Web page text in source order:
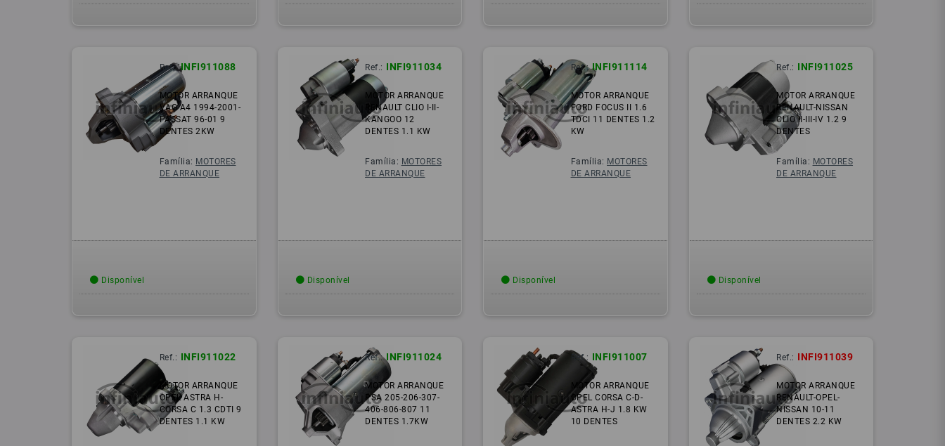
Ref.: INFI911088
MOTOR ARRANQUE
VAG A4 1994-2001-
PASSAT 96-01 9
DENTES 2KW
Família: MOTORES
DE ARRANQUE
Disponível
Ref.: INFI911034
MOTOR ARRANQUE
RENAULT CLIO I-II-
KANGOO 12
DENTES 1.1 KW
Família: MOTORES
DE ARRANQUE
Disponível
Ref.: INFI911114
MOTOR ARRANQUE
FORD FOCUS II 1.6
TDCI 11 DENTES 1.2
KW
Família: MOTORES
DE ARRANQUE
Disponível
Ref.: INFI911025
MOTOR ARRANQUE
RENAULT-NISSAN
CLIO II-III-IV 1.2 9
DENTES
Família: MOTORES
DE ARRANQUE
Disponível
Ref.: INFI911022
MOTOR ARRANQUE
OPEL ASTRA H-
CORSA C 1.3 CDTI 9
DENTES 1.1 KW
Ref.: INFI911024
MOTOR ARRANQUE
PSA 205-206-307-
406-806-807 11
DENTES 1.7KW
Ref.: INFI911007
MOTOR ARRANQUE
OPEL CORSA C-D-
ASTRA H-J 1.8 KW
10 DENTES
Ref.: INFI911039
MOTOR ARRANQUE
RENAULT-OPEL-
NISSAN 10-11
DENTES 2.2 KW